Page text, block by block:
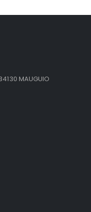
MAUGUIO